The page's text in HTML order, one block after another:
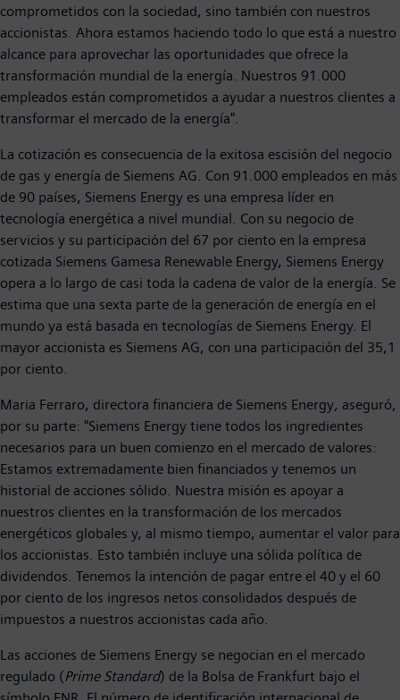
comprometidos con la sociedad, sino también con nuestros
accionistas. Ahora estamos haciendo todo lo que está a nuestro
alcance para aprovechar las oportunidades que ofrece la
transformación mundial de la energía. Nuestros 91.000
empleados están comprometidos a ayudar a nuestros clientes a
transformar el mercado de la energía".
La cotización es consecuencia de la exitosa escisión del negocio
de gas y energía de Siemens AG. Con 91.000 empleados en más
de 90 países, Siemens Energy es una empresa líder en
tecnología energética a nivel mundial. Con su negocio de
servicios y su participación del 67 por ciento en la empresa
cotizada Siemens Gamesa Renewable Energy, Siemens Energy
opera a lo largo de casi toda la cadena de valor de la energía. Se
estima que una sexta parte de la generación de energía en el
mundo ya está basada en tecnologías de Siemens Energy. El
mayor accionista es Siemens AG, con una participación del 35,1
por ciento.
Maria Ferraro, directora financiera de Siemens Energy, aseguró,
por su parte: "Siemens Energy tiene todos los ingredientes
necesarios para un buen comienzo en el mercado de valores:
Estamos extremadamente bien financiados y tenemos un
historial de acciones sólido. Nuestra misión es apoyar a
nuestros clientes en la transformación de los mercados
energéticos globales y, al mismo tiempo, aumentar el valor para
los accionistas. Esto también incluye una sólida política de
dividendos. Tenemos la intención de pagar entre el 40 y el 60
por ciento de los ingresos netos consolidados después de
impuestos a nuestros accionistas cada año.
Las acciones de Siemens Energy se negocian en el mercado
regulado (Prime Standard) de la Bolsa de Frankfurt bajo el